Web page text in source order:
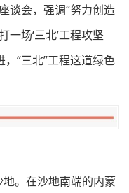
谈会，强调“努力创造
一场‘三北’工程攻坚
“三北”工程这道绿色
。在沙地南端的内蒙